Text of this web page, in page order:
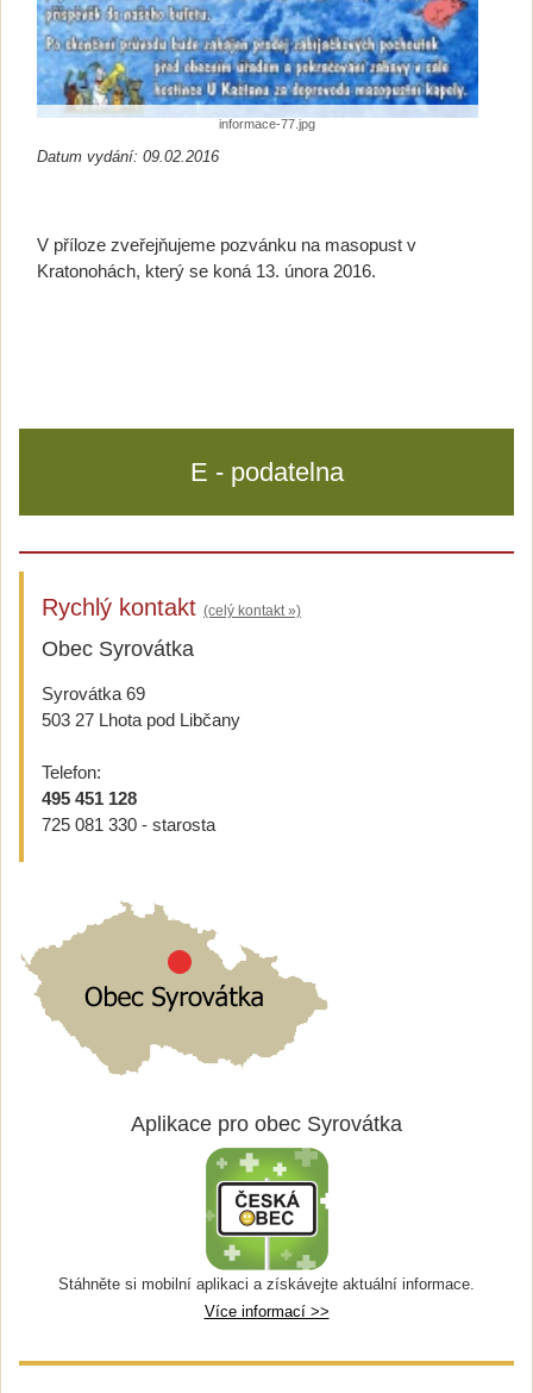
informace-77.jpg
Datum vydání: 09.02.2016
V příloze zveřejňujeme pozvánku na masopust v
Kratonohách, který se koná 13. února 2016.
E - podatelna
Rychlý kontakt (celý kontakt »)
Obec Syrovátka
Syrovátka 69
503 27 Lhota pod Libčany
Telefon:
495 451 128
725 081 330 - starosta
Aplikace pro obec Syrovátka
Stáhněte si mobilní aplikaci a získávejte aktuální informace.
Více informací >>